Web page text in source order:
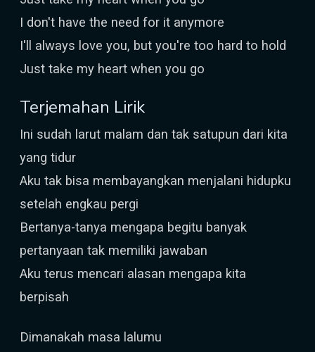
I don't have the need for it anymore
I'll always love you, but you're too hard to hold
Just take my heart when you go
Terjemahan Lirik
Ini sudah larut malam dan tak satupun dari kita
yang tidur
Aku tak bisa membayangkan menjalani hidupku
setelah engkau pergi
Bertanya-tanya mengapa begitu banyak
pertanyaan tak memiliki jawaban
Aku terus mencari alasan mengapa kita
berpisah
Dimanakah masa lalumu